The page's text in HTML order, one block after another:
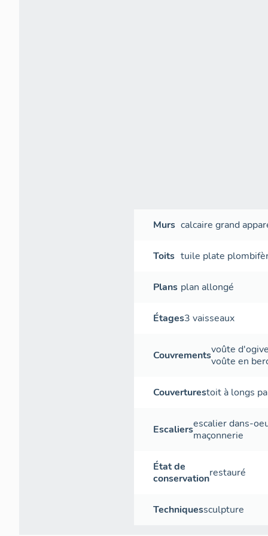
Murs calcaire grand
Toits tuile plate
Plans plan allongé
Étages3 vaisseaux
Couvrementsvoûte
voûte en
Couverturestoit à longs
Escaliersescalier dans-
maçonnerie
État de
conservationrestauré
Techniquessculpture